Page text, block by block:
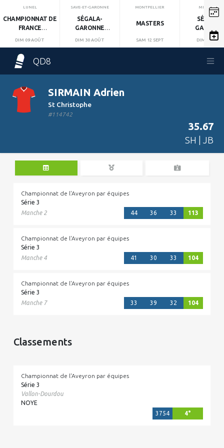
LUNEL
CHAMPIONNAT DE
FRANCE
INDIVIDUEL
DIM 09 AOÛT
SAVE-ET-GARONNE
SÉGALA-
GARONNE
MANCHE 1
DIM 30 AOÛT
MONTPELLIER
MASTERS
SAM 12 SEPT
MIRANDOL
SÉGALA-
GARONNE
MANCHE 2
DIM 13 SEPT
QD8
SIRMAIN Adrien
St Christophe
#114742
35.67
SH | JB
Championnat de l'Aveyron par équipes
Série 3
Manche 2
44 36 33 113
Championnat de l'Aveyron par équipes
Série 3
Manche 4
41 30 33 104
Championnat de l'Aveyron par équipes
Série 3
Manche 7
33 39 32 104
Classements
Championnat de l'Aveyron par équipes
Série 3
Vallon-Dourdou
NOYE
3754
4°